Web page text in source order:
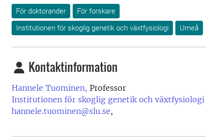
För doktorander
För forskare
Institutionen för skoglig genetik och växtfysiologi
Umeå
Kontaktinformation
Hannele Tuominen, Professor
Institutionen för skoglig genetik och växtfysiologi
hannele.tuominen@slu.se,